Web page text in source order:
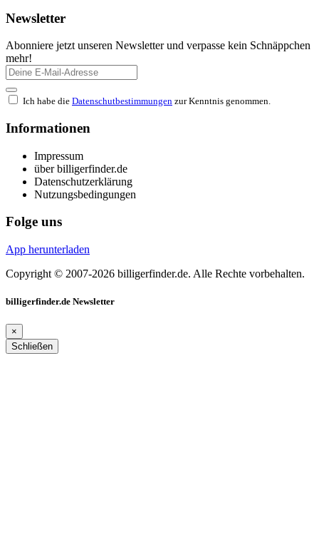
Newsletter
Abonniere jetzt unseren Newsletter und verpasse kein Schnäppchen
mehr!
Ich habe die Datenschutbestimmungen zur Kenntnis genommen.
Informationen
Impressum
über billigerfinder.de
Datenschutzerklärung
Nutzungsbedingungen
Folge uns
App herunterladen
Copyright © 2007-2026 billigerfinder.de. Alle Rechte vorbehalten.
billigerfinder.de Newsletter
×
Schließen